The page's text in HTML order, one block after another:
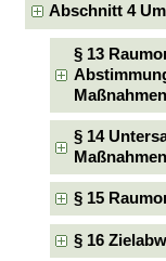
Abschnitt 4
§ 13
Maßnahmen
§ 14
Maßnahmen
§ 15
§ 16